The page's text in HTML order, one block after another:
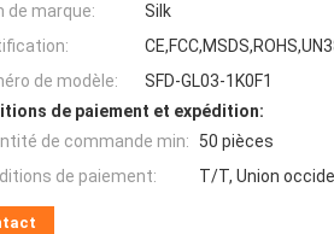
de marque:
Silk
de modèle:
SFD-GL03-1K0F1
de paiement et expédition:
de commande min:
50 pièces
de paiement:
T/T, Union